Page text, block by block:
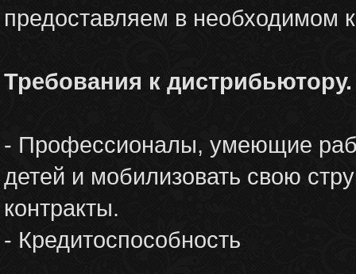
предоставляем в необходимом
Требования к дистрибьютору.
- Профессионалы, умеющие
детей и мобилизовать свою
контракты.
- Кредитоспособность